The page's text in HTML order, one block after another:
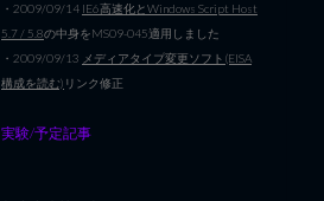
・2009/09/14 IE6高速化とWindows Script Host
5.7 / 5.8の中身をMS09-045適用しました
・2009/09/13 メディアタイプ変更ソフト(EISA
構成を読む) リンク修正
実験/予定記事